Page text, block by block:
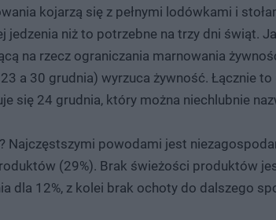
kojarzą się z pełnymi lodówkami i
jedzenia niż to potrzebne na trzy dni świąt.
na rzecz ograniczania marnowania
a 30 grudnia) wyrzuca żywność. Łącznie
się 24 grudnia, który można niechlubnie
Najczęstszymi powodami jest
(29%). Brak świeżości produktów
dla 12%, z kolei brak ochoty do dalszego